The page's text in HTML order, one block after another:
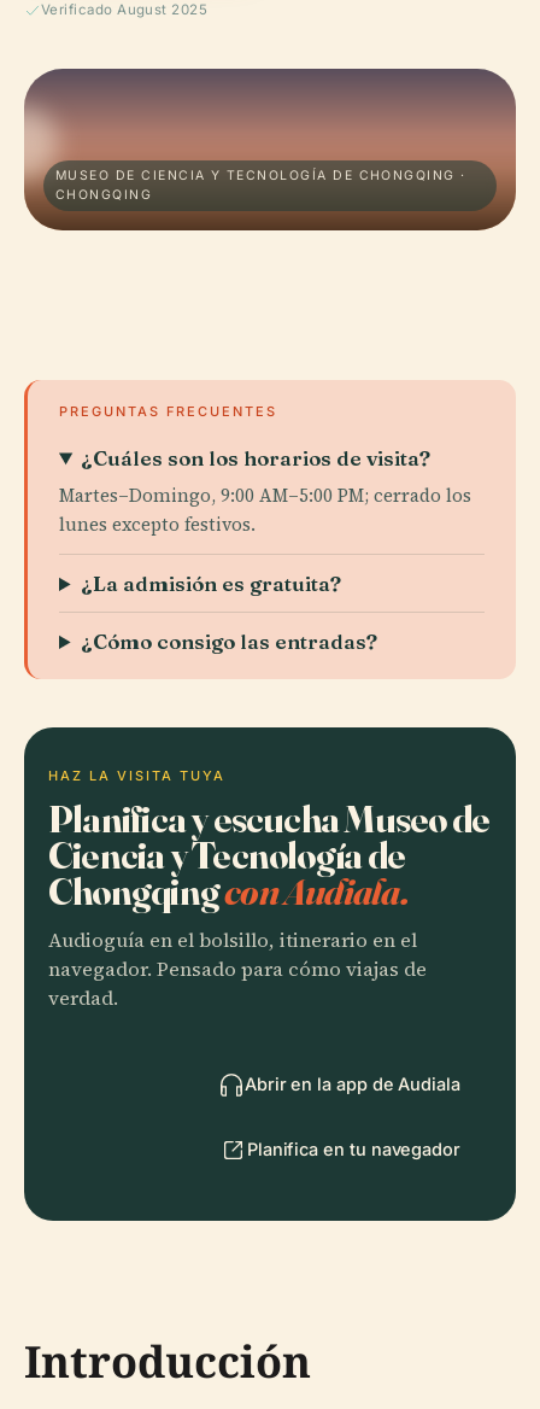
Verificado August 2025
MUSEO DE CIENCIA Y TECNOLOGÍA DE CHONGQING ·
CHONGQING
PREGUNTAS FRECUENTES
¿Cuáles son los horarios de visita?
Martes–Domingo, 9:00 AM–5:00 PM; cerrado los
lunes excepto festivos.
¿La admisión es gratuita?
¿Cómo consigo las entradas?
HAZ LA VISITA TUYA
Planifica y escucha Museo de
Ciencia y Tecnología de
Chongqingcon Audiala.
Audioguía en el bolsillo, itinerario en el
navegador. Pensado para cómo viajas de
verdad.
Abrir en la app de Audiala
Planifica en tu navegador
Introducción